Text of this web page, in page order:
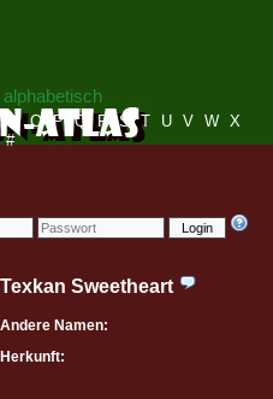
Login
N O P Q R S T U V W X
#
Texkan Sweetheart
Andere Namen:
Herkunft: